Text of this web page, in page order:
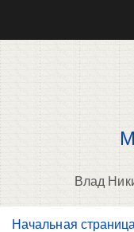
Влад
Вы здесь
Начальная страница